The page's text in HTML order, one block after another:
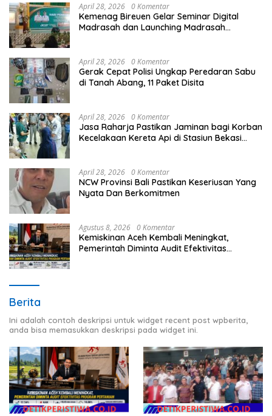
April 28, 2026 0 Komentar
Kemenag Bireuen Gelar Seminar Digital
Madrasah dan Launching Madrasah
April 28, 2026 0 Komentar
Gerak Cepat Polisi Ungkap Peredaran Sabu
di Tanah Abang, 11 Paket Disita
April 28, 2026 0 Komentar
Jasa Raharja Pastikan Jaminan bagi Korban
Kecelakaan Kereta Api di Stasiun Bekasi
April 28, 2026 0 Komentar
NCW Provinsi Bali Pastikan Keseriusan Yang
Nyata Dan Berkomitmen
Agustus 8, 2026 0 Komentar
Kemiskinan Aceh Kembali Meningkat,
Pemerintah Diminta Audit Efektivitas
Berita
Ini adalah contoh deskripsi untuk widget recent post wpberita,
anda bisa memasukkan deskripsi pada widget ini.